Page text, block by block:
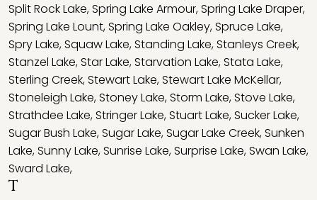
Split Rock Lake,Spring Lake Armour,Spring Lake Draper,
Spring Lake Lount,Spring Lake Oakley,Spruce Lake,
Spry Lake,Squaw Lake,Standing Lake,Stanleys Creek,
Stanzel Lake,Star Lake,Starvation Lake,Stata Lake,
Sterling Creek,Stewart Lake,Stewart Lake McKellar,
Stoneleigh Lake,Stoney Lake,Storm Lake,Stove Lake,
Strathdee Lake,Stringer Lake,Stuart Lake,Sucker Lake,
Sugar Bush Lake,Sugar Lake,Sugar Lake Creek,Sunken
Lake,Sunny Lake,Sunrise Lake,Surprise Lake,Swan Lake,
Sward Lake,
T